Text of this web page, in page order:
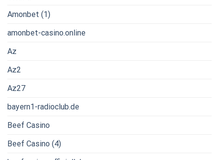
Amonbet (1)
amonbet-casino.online
Az
Az2
Az27
bayern1-radioclub.de
Beef Casino
Beef Casino (4)